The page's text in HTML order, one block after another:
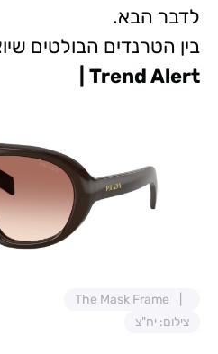
לדבר הבא.
בין הטרנדים הבולטים
Trend Alert |
צילום: יח"צ